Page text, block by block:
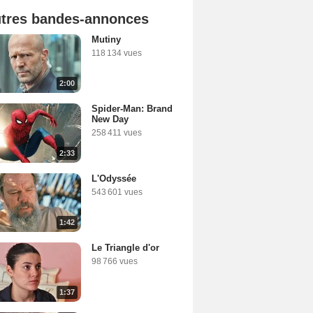
bandes-annonces
2:00
Mutiny
118 134 vues
2:33
Spider-Man: Brand
New Day
258 411 vues
1:42
L'Odyssée
543 601 vues
1:37
Le Triangle d'or
98 766 vues